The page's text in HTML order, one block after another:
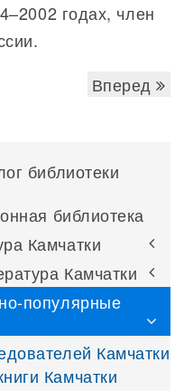
годах, член
Вперед
библиотеки
библиотека
Камчатки
Камчатки
популярные
Камчатки
Камчатки